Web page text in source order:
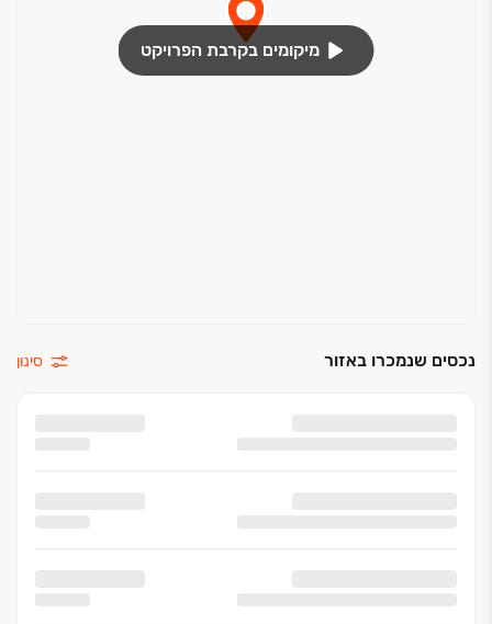
מיקומים בקרבת הפרויקט
נכסים שנמכרו באזור סינון